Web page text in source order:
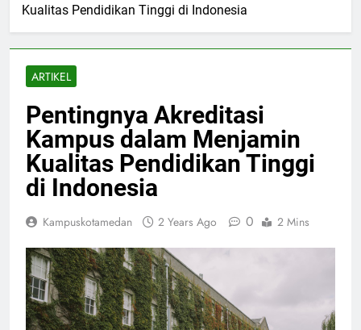
Kualitas Pendidikan Tinggi di Indonesia
ARTIKEL
Pentingnya Akreditasi
Kampus dalam Menjamin
Kualitas Pendidikan Tinggi
di Indonesia
Kampuskotamedan 2 Years Ago 0 2 Mins